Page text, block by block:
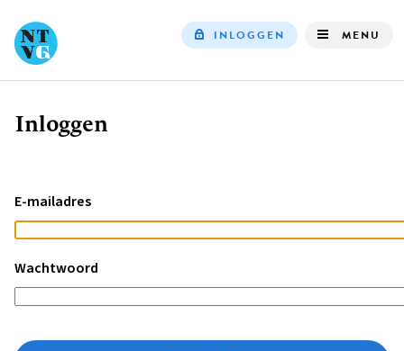
INLOGGEN MENU
Kruimelpad
Inloggen
E-mailadres
Wachtwoord